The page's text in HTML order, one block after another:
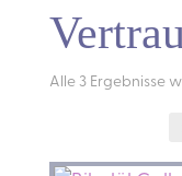
Alle 3 Ergebnisse